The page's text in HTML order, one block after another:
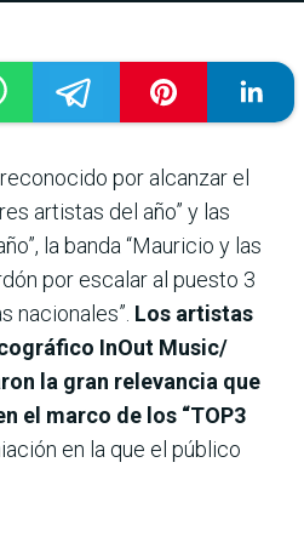
por alcanzar el
artistas del año” y las
la banda “Mauricio y las
por escalar al puesto 3
nacionales”. Los artistas
InOut Music/
la gran relevancia que
el marco de los “TOP3
en la que el público